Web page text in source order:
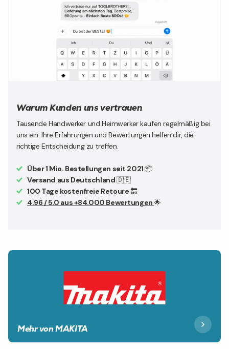
Warum Kunden uns vertrauen
Tausende Handwerker und Heimwerker kaufen regelmäßig bei
uns ein. Ihre Erfahrungen und Bewertungen helfen dir, die
richtige Entscheidung zu treffen.
Über 1 Mio. Bestellungen seit 2021📦
Versand aus Deutschland🇩🇪
100 Tage kostenfreie Retoure🔙
4.96 / 5.0 aus +84.000 Bewertungen🌟
Mehr von MAKITA